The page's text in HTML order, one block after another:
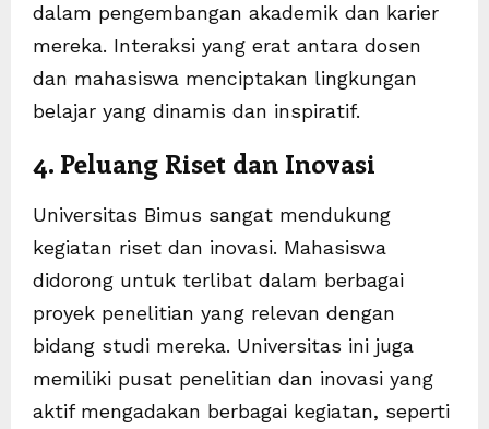
dalam pengembangan akademik dan karier
mereka. Interaksi yang erat antara dosen
dan mahasiswa menciptakan lingkungan
belajar yang dinamis dan inspiratif.
4. Peluang Riset dan Inovasi
Universitas Bimus sangat mendukung
kegiatan riset dan inovasi. Mahasiswa
didorong untuk terlibat dalam berbagai
proyek penelitian yang relevan dengan
bidang studi mereka. Universitas ini juga
memiliki pusat penelitian dan inovasi yang
aktif mengadakan berbagai kegiatan, seperti